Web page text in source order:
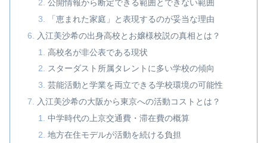
公開情報から断定できる範囲とできない範囲
「恵まれた家庭」と表現するのが妥当な理由
入江美沙希の出身高校とお嬢様校説の真相とは？
高校名が非公表である現状
スターダスト所属タレントに多い学校の傾向
芸能活動と学業を両立できる学校環境の可能性
入江美沙希の大阪から東京への活動コストとは？
中学時代の上京交通費・滞在費の概算
地方在住モデルが活動を続ける負担